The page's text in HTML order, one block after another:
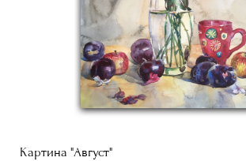
Картина "Август"